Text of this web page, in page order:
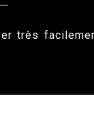
très